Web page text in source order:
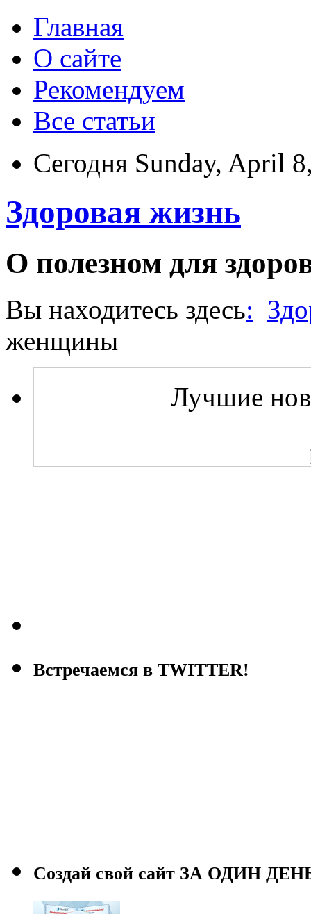
Главная
О сайте
Рекомендуем
Все статьи
Сегодня Sunday, April
Здоровая жизнь
О полезном для
Вы находитесь здесь:
женщины
Лучшие
Встречаемся в TWITTER!
Создай свой сайт ЗА ОДИН